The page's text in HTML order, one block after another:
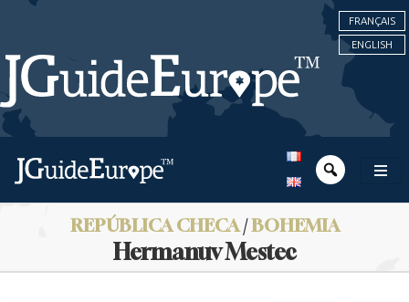
FRANÇAIS
ENGLISH
REPÚBLICA CHECA/BOHEMIA
Hermanuv Mestec